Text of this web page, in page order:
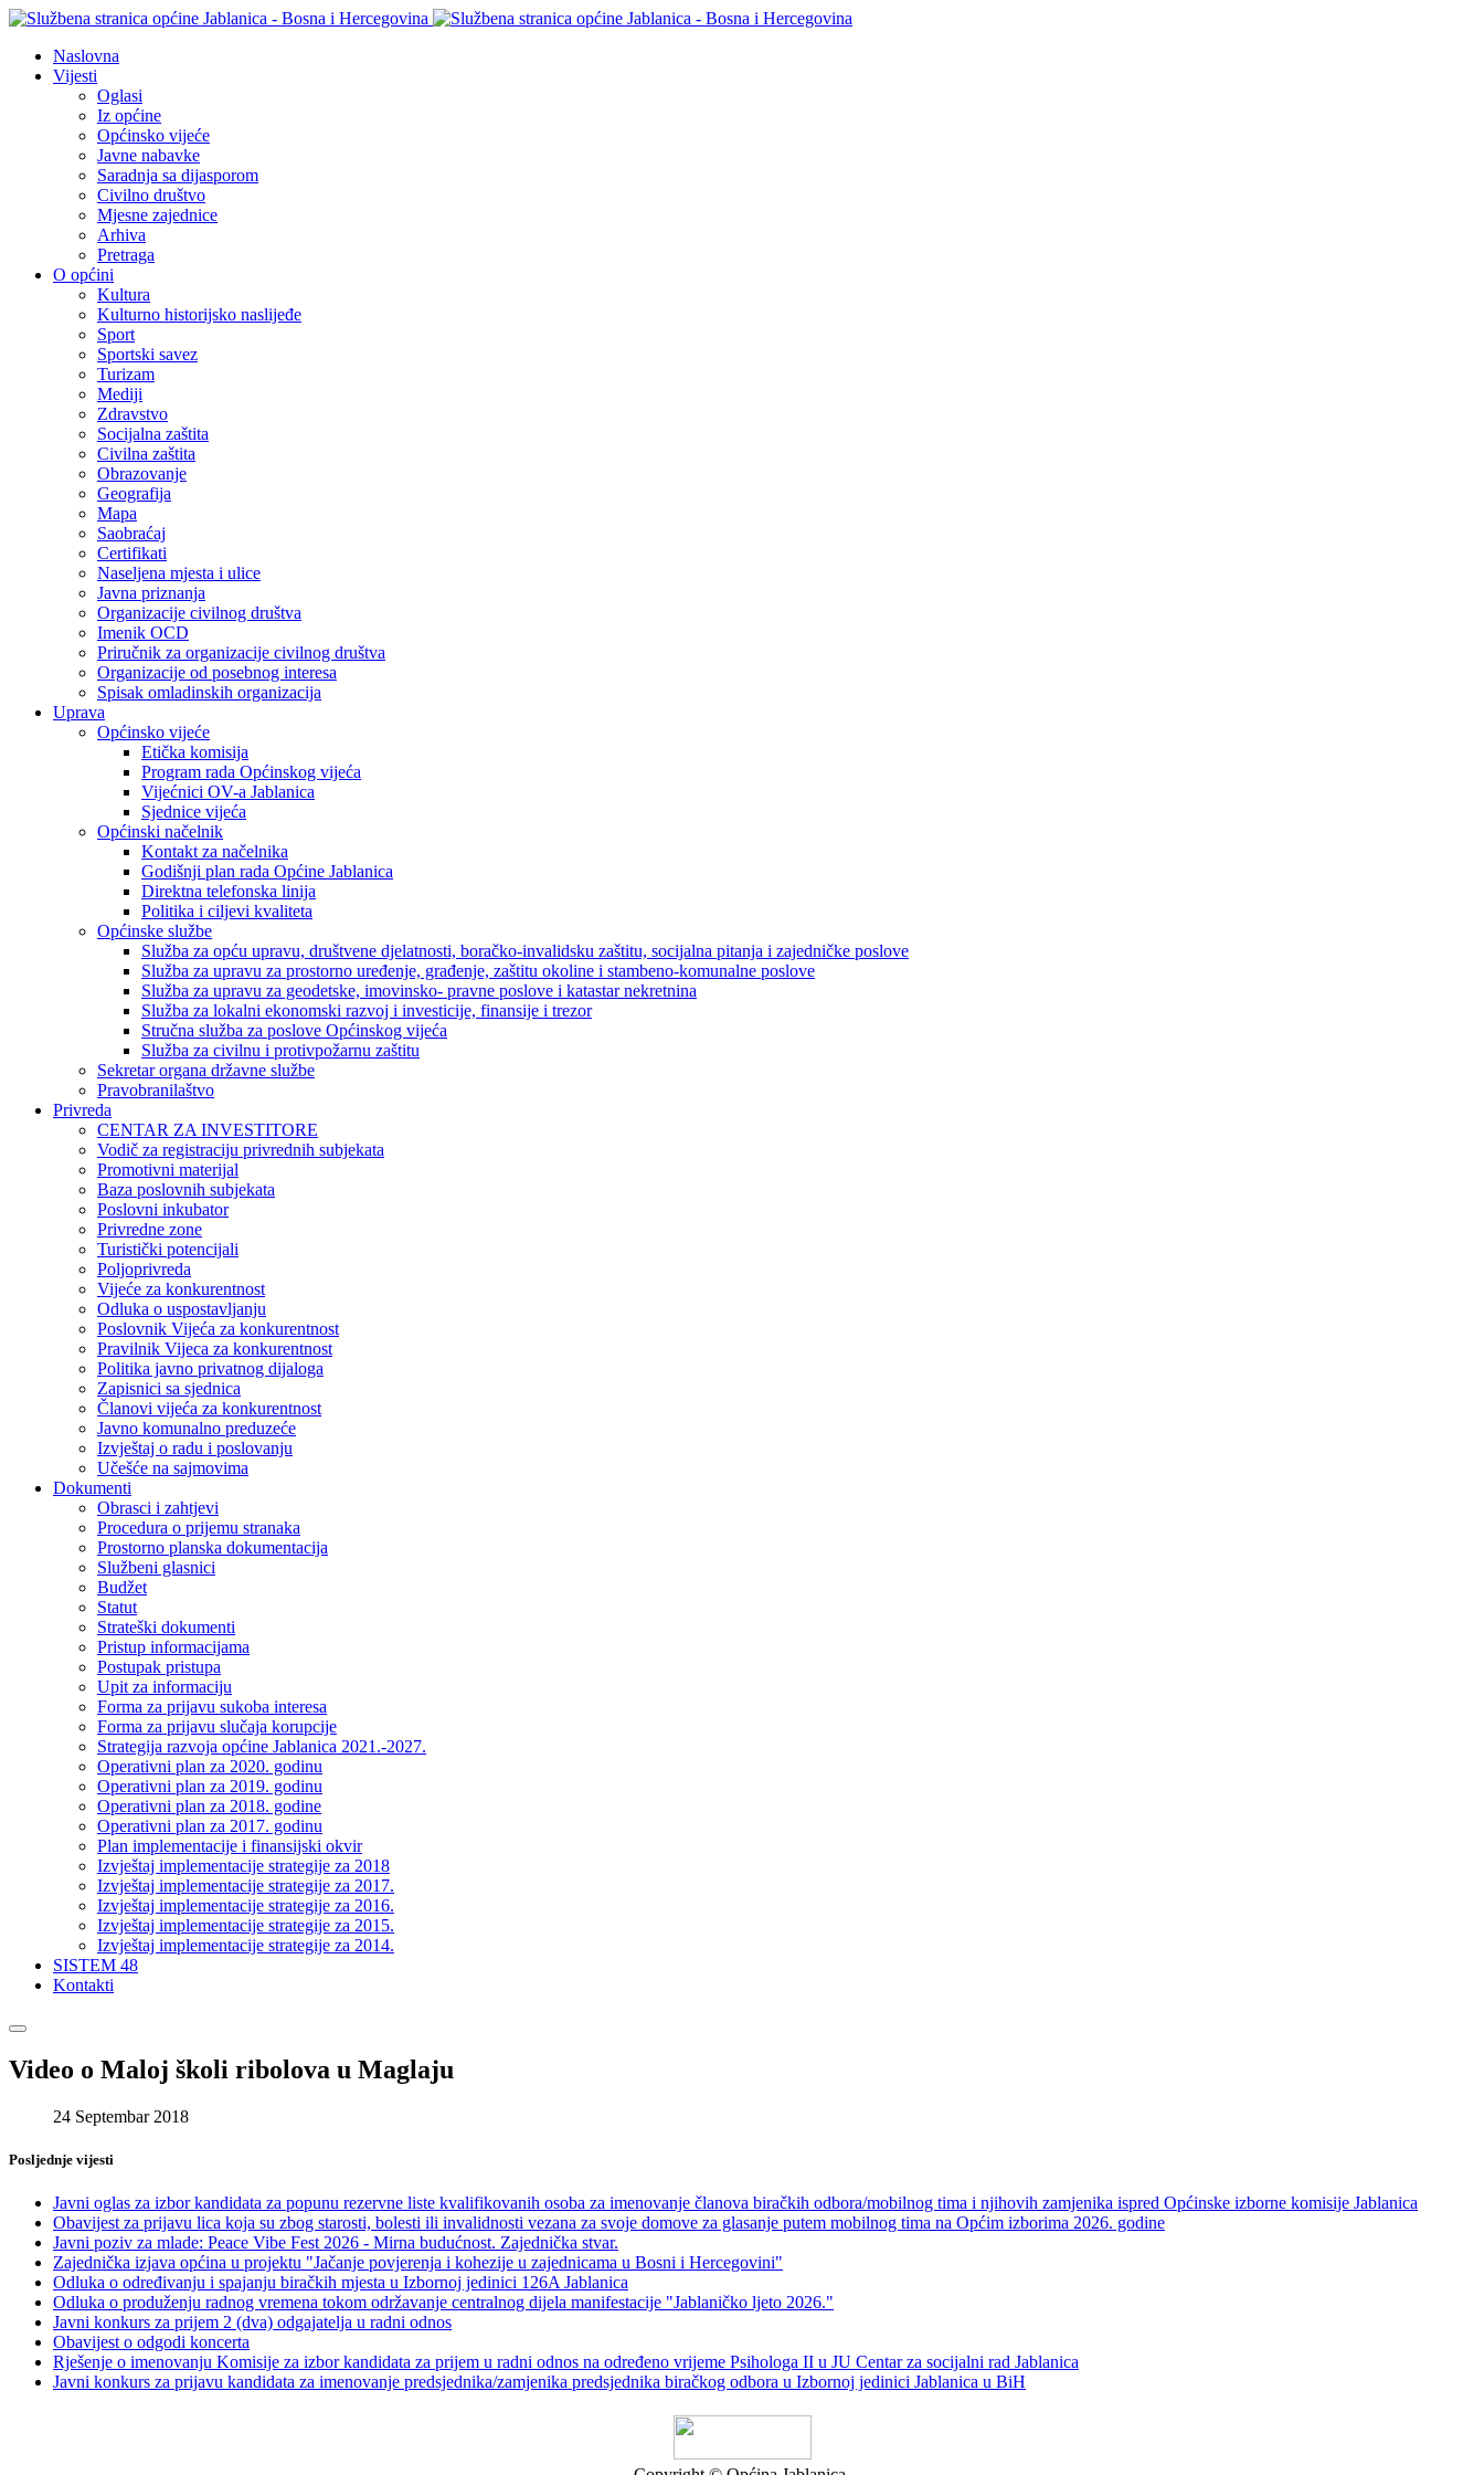
Naslovna
Vijesti
Oglasi
Iz općine
Općinsko vijeće
Javne nabavke
Saradnja sa dijasporom
Civilno društvo
Mjesne zajednice
Arhiva
Pretraga
O općini
Kultura
Kulturno historijsko naslijeđe
Sport
Sportski savez
Turizam
Mediji
Zdravstvo
Socijalna zaštita
Civilna zaštita
Obrazovanje
Geografija
Mapa
Saobraćaj
Certifikati
Naseljena mjesta i ulice
Javna priznanja
Organizacije civilnog društva
Imenik OCD
Priručnik za organizacije civilnog društva
Organizacije od posebnog interesa
Spisak omladinskih organizacija
Uprava
Općinsko vijeće
Etička komisija
Program rada Općinskog vijeća
Vijećnici OV-a Jablanica
Sjednice vijeća
Općinski načelnik
Kontakt za načelnika
Godišnji plan rada Općine Jablanica
Direktna telefonska linija
Politika i ciljevi kvaliteta
Općinske službe
Služba za opću upravu, društvene djelatnosti, boračko-invalidsku zaštitu, socijalna pitanja i zajedničke poslove
Služba za upravu za prostorno uređenje, građenje, zaštitu okoline i stambeno-komunalne poslove
Služba za upravu za geodetske, imovinsko- pravne poslove i katastar nekretnina
Služba za lokalni ekonomski razvoj i investicije, finansije i trezor
Stručna služba za poslove Općinskog vijeća
Služba za civilnu i protivpožarnu zaštitu
Sekretar organa državne službe
Pravobranilaštvo
Privreda
CENTAR ZA INVESTITORE
Vodič za registraciju privrednih subjekata
Promotivni materijal
Baza poslovnih subjekata
Poslovni inkubator
Privredne zone
Turistički potencijali
Poljoprivreda
Vijeće za konkurentnost
Odluka o uspostavljanju
Poslovnik Vijeća za konkurentnost
Pravilnik Vijeca za konkurentnost
Politika javno privatnog dijaloga
Zapisnici sa sjednica
Članovi vijeća za konkurentnost
Javno komunalno preduzeće
Izvještaj o radu i poslovanju
Učešće na sajmovima
Dokumenti
Obrasci i zahtjevi
Procedura o prijemu stranaka
Prostorno planska dokumentacija
Službeni glasnici
Budžet
Statut
Strateški dokumenti
Pristup informacijama
Postupak pristupa
Upit za informaciju
Forma za prijavu sukoba interesa
Forma za prijavu slučaja korupcije
Strategija razvoja općine Jablanica 2021.-2027.
Operativni plan za 2020. godinu
Operativni plan za 2019. godinu
Operativni plan za 2018. godine
Operativni plan za 2017. godinu
Plan implementacije i finansijski okvir
Izvještaj implementacije strategije za 2018
Izvještaj implementacije strategije za 2017.
Izvještaj implementacije strategije za 2016.
Izvještaj implementacije strategije za 2015.
Izvještaj implementacije strategije za 2014.
SISTEM 48
Kontakti
Video o Maloj školi ribolova u Maglaju
24 Septembar 2018
Posljednje vijesti
Javni oglas za izbor kandidata za popunu rezervne liste kvalifikovanih osoba za imenovanje članova biračkih odbora/mobilnog tima i njihovih zamjenika ispred Općinske izborne komisije Jablanica
Obavijest za prijavu lica koja su zbog starosti, bolesti ili invalidnosti vezana za svoje domove za glasanje putem mobilnog tima na Općim izborima 2026. godine
Javni poziv za mlade: Peace Vibe Fest 2026 - Mirna budućnost. Zajednička stvar.
Zajednička izjava općina u projektu "Jačanje povjerenja i kohezije u zajednicama u Bosni i Hercegovini"
Odluka o određivanju i spajanju biračkih mjesta u Izbornoj jedinici 126A Jablanica
Odluka o produženju radnog vremena tokom održavanje centralnog dijela manifestacije "Jablaničko ljeto 2026."
Javni konkurs za prijem 2 (dva) odgajatelja u radni odnos
Obavijest o odgodi koncerta
Rješenje o imenovanju Komisije za izbor kandidata za prijem u radni odnos na određeno vrijeme Psihologa II u JU Centar za socijalni rad Jablanica
Javni konkurs za prijavu kandidata za imenovanje predsjednika/zamjenika predsjednika biračkog odbora u Izbornoj jedinici Jablanica u BiH